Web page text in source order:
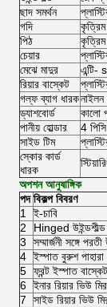
ছাদ সমর্থন
গদি
কৃত্রিম
পিঠ
কৃত্রিম
চেয়ার
মেঝে মাদুর
এন্টি-
রিয়ার বাস্কেট
গল্ফ ব্যাগ ধারকনাইলন
ড্যাশবোর্ড
কালো
পানীয় হোল্ডার
4
সাইড টিম
স্কোর কার্ড
ধারক
অপশন আনুষাঙ্গিক
পদ বিকল্প বিবরণ
1
ই-চাবি
2
Hinged উইন্ডশীল্ড
3
সম্মার্জনী সঙ্গে পরতী
4 ইস্পাত বুরুশ পাহারা
5 ফ্রন্ট ইস্পাত বাস্কেট
6 ইনার রিয়ার ভিউ
7
সাইড রিয়ার ভিউ